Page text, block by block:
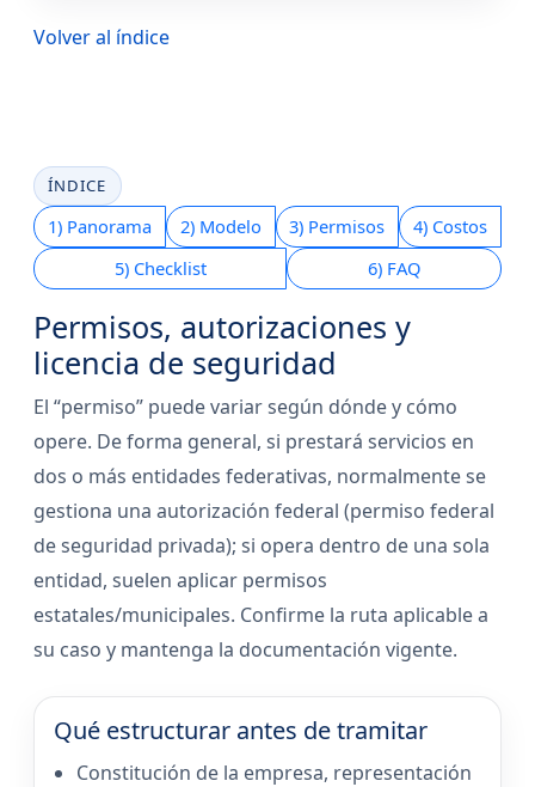
Volver al índice
ÍNDICE
1) Panorama 2) Modelo 3) Permisos
4) Costos
5) Checklist
6) FAQ
Permisos, autorizaciones y
licencia de seguridad
El “permiso” puede variar según dónde y cómo
opere. De forma general, si prestará servicios en
dos o más entidades federativas, normalmente se
gestiona una autorización federal (permiso federal
de seguridad privada); si opera dentro de una sola
entidad, suelen aplicar permisos
estatales/municipales. Confirme la ruta aplicable a
su caso y mantenga la documentación vigente.
Qué estructurar antes de tramitar
Constitución de la empresa, representación